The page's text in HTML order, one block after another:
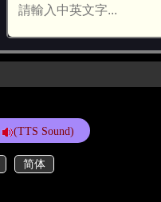
(TTS Sound)
简体